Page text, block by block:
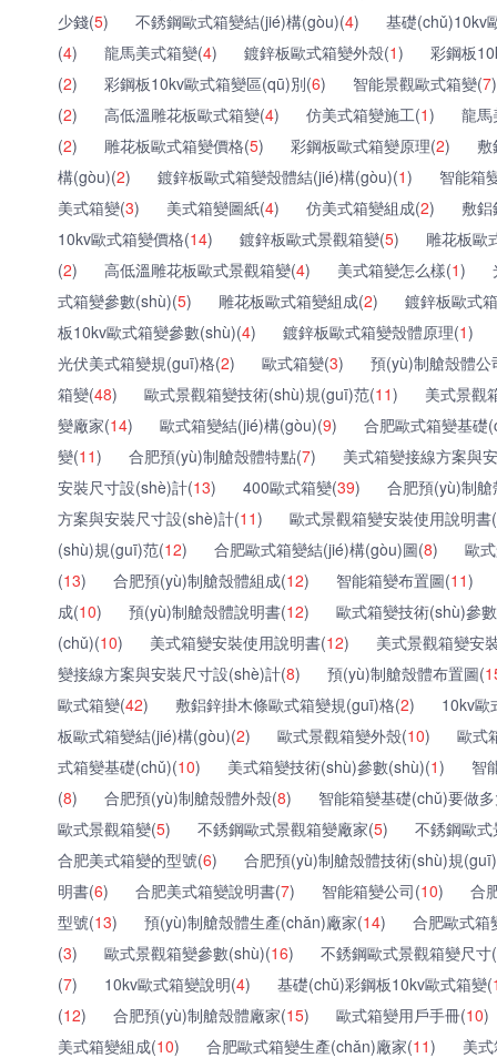
少錢(5) 不銹鋼歐式箱變結(jié)構(gòu)(4)
基礎(chǔ)10kv
(4) 龍馬美式箱變(4) 鍍鋅板歐式箱變外殼(1)
彩鋼板
(2) 彩鋼板10kv歐式箱變區(qū)別(6) 智能景觀歐式箱變(7)
(2) 高低溫雕花板歐式箱變(4) 仿美式箱變施工(1)
龍馬
(2) 雕花板歐式箱變價格(5) 彩鋼板歐式箱變原理(2)
構(gòu)(2) 鍍鋅板歐式箱變殼體結(jié)構(gòu)(1)
智能箱
美式箱變(3) 美式箱變圖紙(4) 仿美式箱變組成(2)
敷
10kv歐式箱變價格(14) 鍍鋅板歐式景觀箱變(5)
雕花板歐
(2) 高低溫雕花板歐式景觀箱變(4) 美式箱變怎么樣(1)
式箱變參數(shù)(5) 雕花板歐式箱變組成(2)
鍍鋅板歐式
板10kv歐式箱變參數(shù)(4) 鍍鋅板歐式箱變殼體原理(1)
光伏美式箱變規(guī)格(2) 歐式箱變(3)
預(yù)制艙殼體公
箱變(48) 歐式景觀箱變技術(shù)規(guī)范(11)
美式景觀
變廠家(14) 歐式箱變結(jié)構(gòu)(9)
合肥歐式箱變基礎
變(11) 合肥預(yù)制艙殼體特點(7)
美式箱變接線方案與
安裝尺寸設(shè)計(13) 400歐式箱變(39)
合肥預(yù)制
方案與安裝尺寸設(shè)計(11)
歐式景觀箱變安裝使用說明書(
(shù)規(guī)范(12) 合肥歐式箱變結(jié)構(gòu)圖(8)
歐
(13) 合肥預(yù)制艙殼體組成(12) 智能箱變布置圖(11)
成(10) 預(yù)制艙殼體說明書(12)
歐式箱變技術(shù)參
(chǔ)(10) 美式箱變安裝使用說明書(12)
美式景觀箱變安
變接線方案與安裝尺寸設(shè)計(8) 預(yù)制艙殼體布置圖(
歐式箱變(42) 敷鋁鋅掛木條歐式箱變規(guī)格(2)
10kv歐
板歐式箱變結(jié)構(gòu)(2) 歐式景觀箱變外殼(10)
歐式
式箱變基礎(chǔ)(10) 美式箱變技術(shù)參數(shù)(1)
智
(8) 合肥預(yù)制艙殼體外殼(8)
智能箱變基礎(chǔ)要做
歐式景觀箱變(5) 不銹鋼歐式景觀箱變廠家(5)
不銹鋼歐
合肥美式箱變的型號(6)
合肥預(yù)制艙殼體技術(shù)規
明書(6) 合肥美式箱變說明書(7) 智能箱變公司(10)
合
型號(13) 預(yù)制艙殼體生產(chǎn)廠家(14)
合肥歐式箱
(3) 歐式景觀箱變參數(shù)(16)
不銹鋼歐式景觀箱變尺寸(
(7) 10kv歐式箱變說明(4) 基礎(chǔ)彩鋼板10kv歐式箱變(
(12) 合肥預(yù)制艙殼體廠家(15) 歐式箱變用戶手冊(10)
美式箱變組成(10) 合肥歐式箱變生產(chǎn)廠家(11)
美